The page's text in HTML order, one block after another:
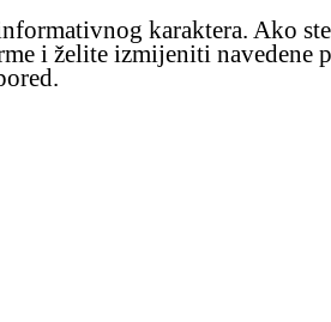
karaktera. Ako
i želite izmijeniti navedene